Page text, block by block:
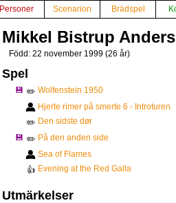
Personer Scenarion Brädspel
Mikkel Bistrup
Född: 22 november 1999 (26 år)
Spel
💾 ✏️ Wolfenstein 1950
Hjerte rimer på smerte 6 - Introturen
✏️ Den sidste dør
💾 ✏️ På den anden side
Sea of Flames
👍 Evening at the Red Galla
Utmärkelser